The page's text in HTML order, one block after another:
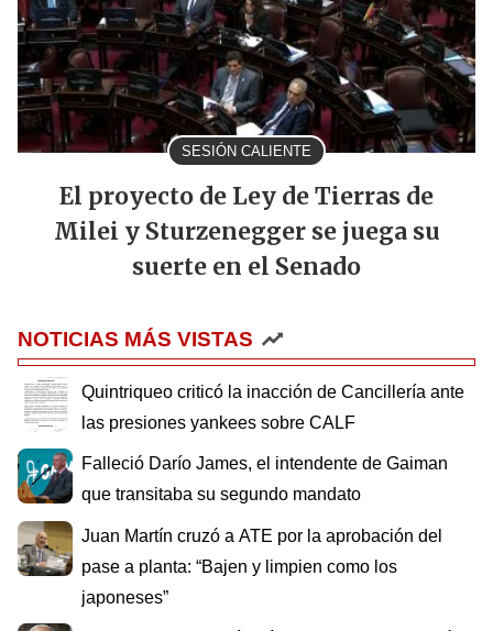
SESIÓN CALIENTE
El proyecto de Ley de Tierras de
Milei y Sturzenegger se juega su
suerte en el Senado
NOTICIAS MÁS VISTAS
Quintriqueo criticó la inacción de Cancillería ante
las presiones yankees sobre CALF
Falleció Darío James, el intendente de Gaiman
que transitaba su segundo mandato
Juan Martín cruzó a ATE por la aprobación del
pase a planta: “Bajen y limpien como los
japoneses”